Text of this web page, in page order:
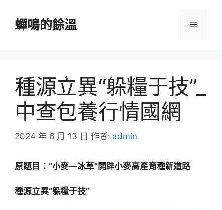
蟬鳴的餘溫 選
種源立異“躲糧于技”_
中查包養行情國網
2024 年 6 月 13 日 作者: admin
原題目：“小麥—冰草”開辟小麥高產育種新道路
種源立異“躲糧于技”